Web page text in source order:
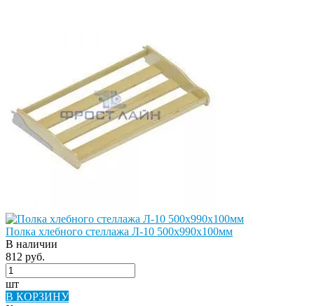
Полка хлебного стеллажа Л-10 500х990х100мм
В наличии
812 руб.
шт
В КОРЗИНУ